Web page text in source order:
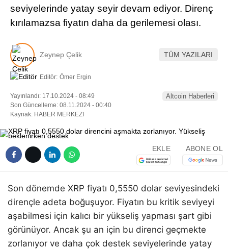
Telegram
seviyelerinde yatay seyir devam ediyor. Direnç
kırılamazsa fiyatın daha da gerilemesi olası.
Zeynep Çelik TÜM YAZILARI
Editör: Ömer Ergin
Yayınlandı: 17.10.2024 - 08:49
Son Güncelleme: 08.11.2024 - 00:40
Kaynak: HABER MERKEZI
Altcoin Haberleri
EKLE ABONE OL
Son dönemde XRP fiyatı 0,5550 dolar seviyesindeki
dirençle adeta boğuşuyor. Fiyatın bu kritik seviyeyi
aşabilmesi için kalıcı bir yükseliş yapması şart gibi
görünüyor. Ancak şu an için bu direnci geçmekte
zorlanıyor ve daha çok destek seviyelerinde yatay